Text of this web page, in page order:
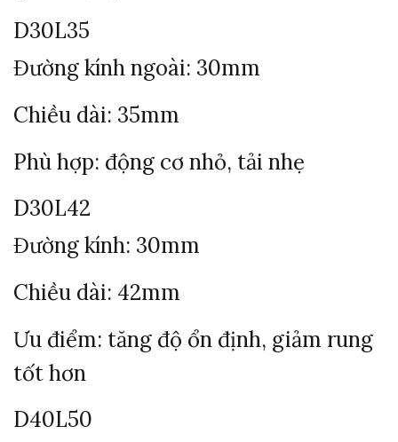
D30L35
Đường kính ngoài: 30mm
Chiều dài: 35mm
Phù hợp: động cơ nhỏ, tải nhẹ
D30L42
Đường kính: 30mm
Chiều dài: 42mm
Ưu điểm: tăng độ ổn định, giảm rung
tốt hơn
D40L50